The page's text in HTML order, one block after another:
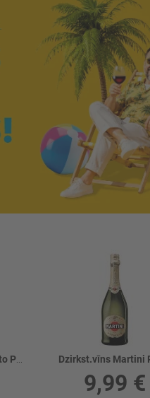
Dzirkst.vīns Mionetto Prosecco Brut 11%
9,99 €